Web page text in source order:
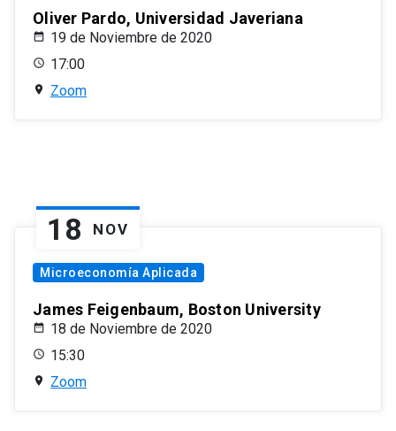
Oliver Pardo, Universidad Javeriana
19 de Noviembre de 2020
17:00
Zoom
18 NOV
Microeconomía Aplicada
James Feigenbaum, Boston University
18 de Noviembre de 2020
15:30
Zoom